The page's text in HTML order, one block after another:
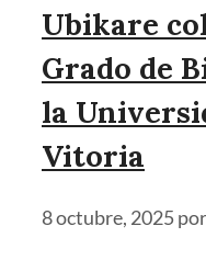
Ubikare
Grado de
la
Vitoria
8 octubre, 2025por